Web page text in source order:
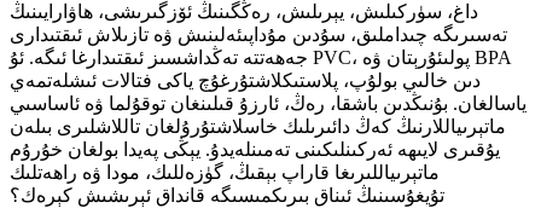
داغ، سۈركىلىش، يېرىلىش، رەڭگىنىڭ ئۆزگىرىشى، ھاۋارايىنىڭ
تەسىرىگە چىداملىق، سۇدىن مۇداپىئەلىنىش ۋە تازىلاش ئىقتىدارى
جەھەتتە تەڭداشسىز ئىقتىدارغا ئىگە. ئۇ PVC، پولىئۇرېتان ۋە BPA
دىن خالىي بولۇپ، پلاستىكلاشتۇرغۇچ ياكى فتالات ئىشلەتمەي
ياسالغان. بۇنىڭدىن باشقا، رەڭ، ئارزۇ قىلىنغان توقۇلما ۋە ئاساسىي
ماتېرىياللارنىڭ كەڭ دائىرىلىك خاسلاشتۇرۇلغان تاللاشلىرى بىلەن
يۇقىرى لايىھە ئەركىنلىكىنى تەمىنلەيدۇ. يېڭى پەيدا بولغان خۇرۇم
ماتېرىياللىرىغا قاراپ بېقىڭ، گۈزەللىك، مودا ۋە راھەتلىك
تۇيغۇسىنىڭ ئىناق بىرىكمىسىگە قانداق ئېرىشىش كېرەك؟